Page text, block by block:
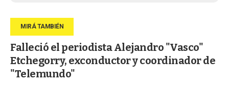
Falleció el periodista Alejandro "Vasco"
Etchegorry, exconductor y coordinador de
"Telemundo"